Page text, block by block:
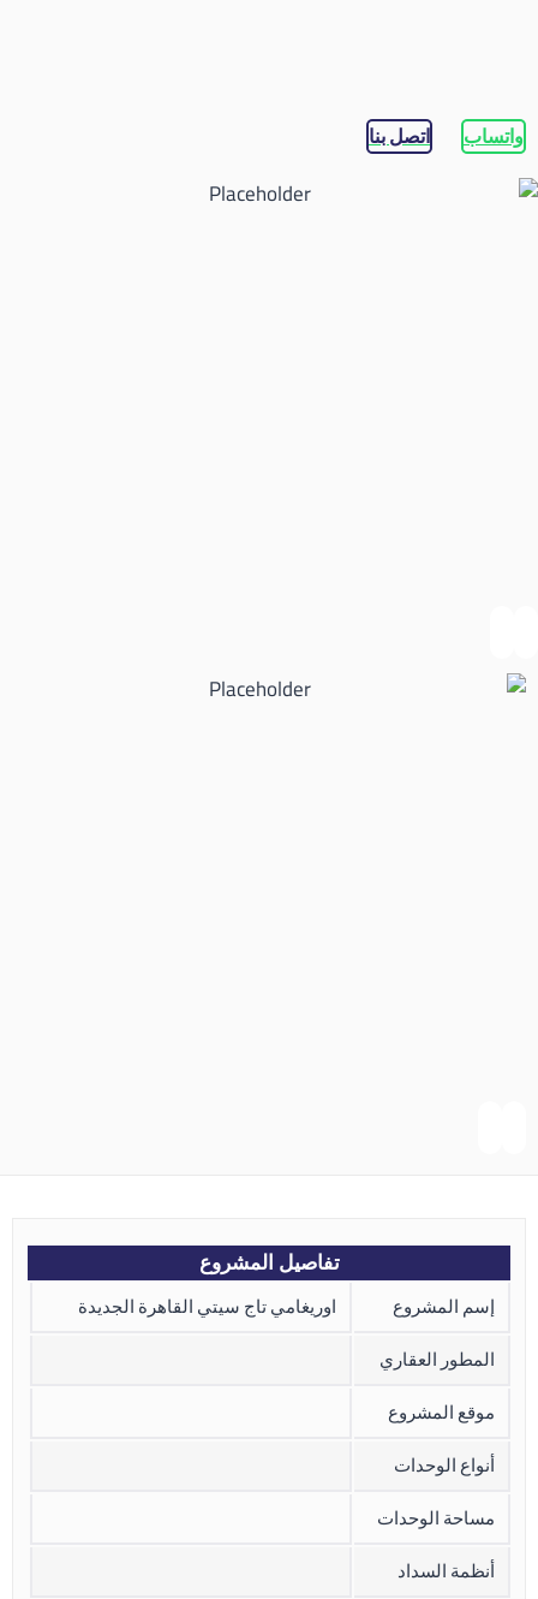
واتساب اتصل بنا
تفاصيل المشروع
إسم المشروع
اوريغامي تاج سيتي القاهرة الجديدة
المطور العقاري
موقع المشروع
أنواع الوحدات
مساحة الوحدات
أنظمة السداد